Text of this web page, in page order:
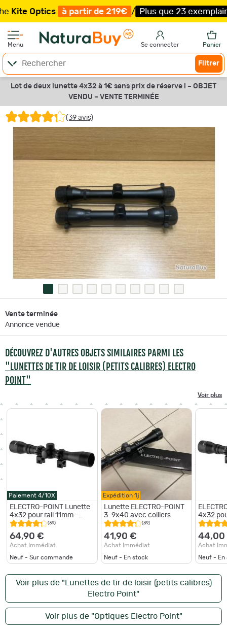
à partir de 219€ / Plus que 23 exemplaires ! /
Menu Se connecter Panier
Filtrer
Lot de deux lunette 4x32 à 1€ sans prix de réserve ! – OBJET
VENDU – VENTE TERMINÉE
(39 avis)
Vente terminée
Annonce vendue
DÉCOUVREZ D'AUTRES OBJETS SIMILAIRES PARMI LES
"LUNETTES DE TIR DE LOISIR (PETITS CALIBRES) ELECTRO
POINT"
Voir plus
Paiement 4/10X
ELECTRO-POINT Lunette
4x32 pour rail 11mm -
LUNETTE 4X32
(39)
64,90 €
Achat Immédiat
Neuf - Sur commande
Expédition 1j
Lunette ELECTRO-POINT
3-9x40 avec colliers
(39)
41,90 €
Achat Immédiat
Neuf - En stock
4x32
44,00
Achat
Neuf - En
Voir plus de "Lunettes de tir de loisir (petits calibres)
Electro Point"
Voir plus de "Optiques Electro Point"